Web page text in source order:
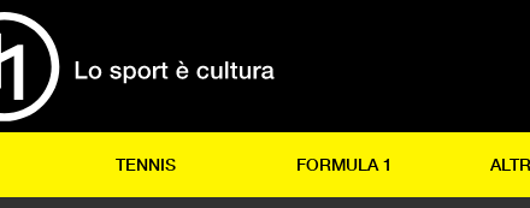
TENNIS FORMULA 1